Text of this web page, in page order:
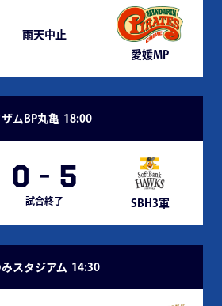
雨天中止
愛媛MP
ザムBP丸亀 18:00
0 - 5
試合終了 SBH3軍
スタジアム 14:30